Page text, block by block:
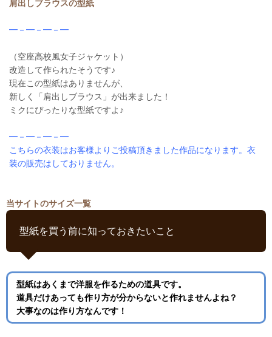
肩出しブラウスの型紙
━－━－━－━
（空座高校風女子ジャケット）
改造して作られたそうです♪
現在この型紙はありませんが、
新しく「肩出しブラウス」が出来ました！
ミクにぴったりな型紙ですよ♪
━－━－━－━
こちらの衣装はお客様よりご投稿頂きました作品になります。衣
装の販売はしておりません。
当サイトのサイズ一覧
型紙を買う前に知っておきたいこと
型紙はあくまで洋服を作るための道具です。
道具だけあっても作り方が分からないと作れませんよね？
大事なのは作り方なんです！